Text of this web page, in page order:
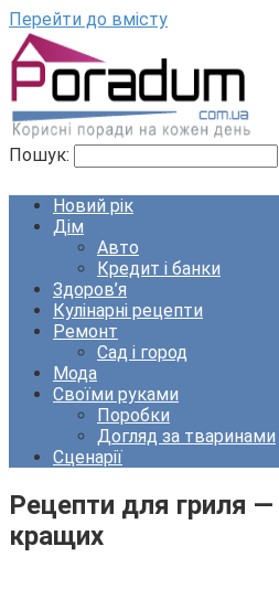
Перейти до вмісту
Пошук:
Новий рік
Дім
Авто
Кредит і банки
Здоров’я
Кулінарні рецепти
Ремонт
Сад і город
Мода
Своїми руками
Поробки
Догляд за тваринами
Сценарії
Рецепти для гриля —
кращих